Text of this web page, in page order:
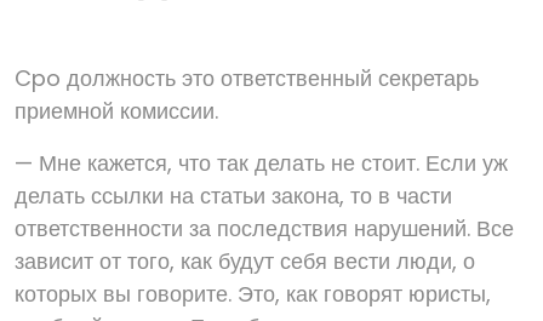
Cpo должность это ответственный секретарь
приемной комиссии.
— Мне кажется, что так делать не стоит. Если уж
делать ссылки на статьи закона, то в части
ответственности за последствия нарушений. Все
зависит от того, как будут себя вести люди, о
которых вы говорите. Это, как говорят юристы,